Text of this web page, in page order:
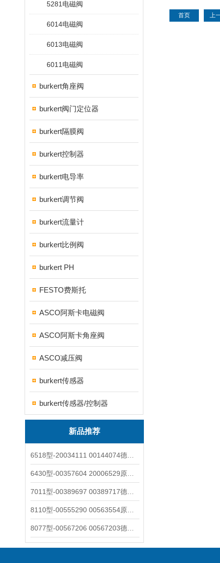
5281电磁阀
6014电磁阀
6013电磁阀
6011电磁阀
burkert角座阀
burkert阀门定位器
burkert隔膜阀
burkert控制器
burkert电导率
burkert调节阀
burkert流量计
burkert比例阀
burkert PH
FESTO费斯托
ASCO阿斯卡电磁阀
ASCO阿斯卡角座阀
ASCO减压阀
burkert传感器
burkert传感器/控制器
新品推荐
首页 上